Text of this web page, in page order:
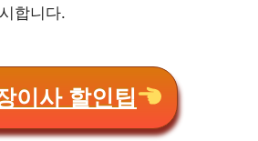
합니다.
이사 할인팁